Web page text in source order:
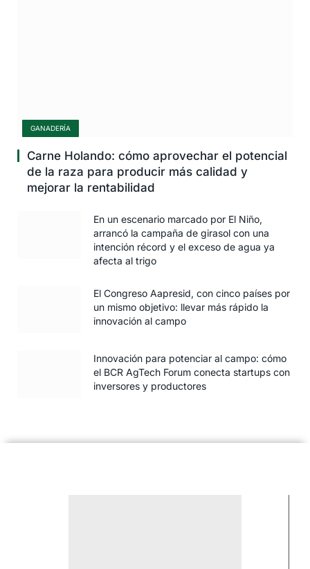
GANADERÍA
Carne Holando: cómo aprovechar el potencial
de la raza para producir más calidad y
mejorar la rentabilidad
En un escenario marcado por El Niño,
arrancó la campaña de girasol con una
intención récord y el exceso de agua ya
afecta al trigo
El Congreso Aapresid, con cinco países por
un mismo objetivo: llevar más rápido la
innovación al campo
Innovación para potenciar al campo: cómo
el BCR AgTech Forum conecta startups con
inversores y productores